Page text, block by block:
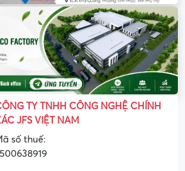
TY TNHH CÔNG NGHỆ CHÍNH
JFS VIỆT NAM
số thuế: